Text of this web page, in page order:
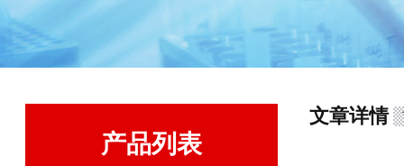
产品列表
文章详情